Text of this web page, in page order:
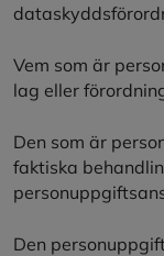
Vem som är
lag eller
Den som är
faktiska
Den